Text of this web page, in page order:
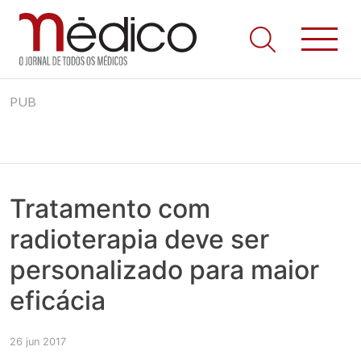
to
Jornal Médico
Médico – O Jornal de Todos os Médicos. Onde as notícias
realmente contam! Tudo o que se passa na Saúde!
PUB
Tratamento com
radioterapia deve ser
personalizado para maior
eficácia
26 jun 2017